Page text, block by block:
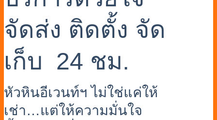
จัดส่ง ติดตั้ง จัด
เก็บ 24 ชม.
หัวหินอีเวนท์ฯ ไม่ใช่แค่ให้
เช่า…แต่ให้ความมั่นใจ